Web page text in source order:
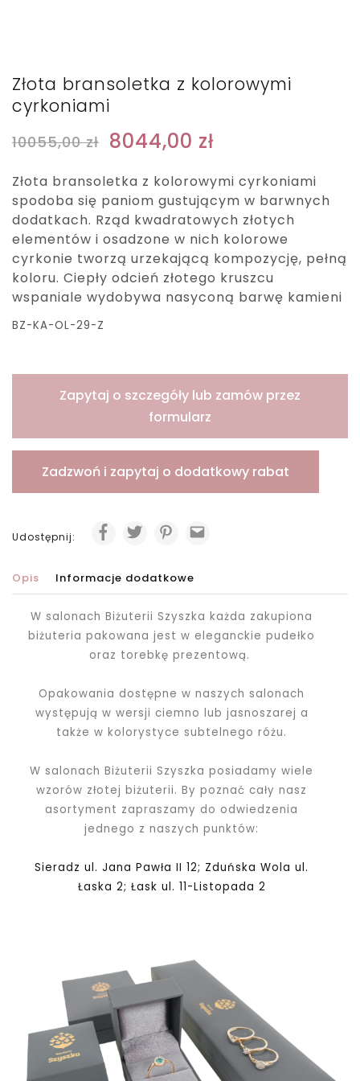
Złota bransoletka z kolorowymi
cyrkoniami
10055,00zł 8044,00 zł
Złota bransoletka z kolorowymi cyrkoniami
spodoba się paniom gustującym w barwnych
dodatkach. Rząd kwadratowych złotych
elementów i osadzone w nich kolorowe
cyrkonie tworzą urzekającą kompozycję, pełną
koloru. Ciepły odcień złotego kruszcu
wspaniale wydobywa nasyconą barwę kamieni
BZ-KA-OL-29-Z
Zapytaj o szczegóły lub zamów przez
formularz
Zadzwoń i zapytaj o dodatkowy rabat
Udostępnij:
Opis Informacje dodatkowe
W salonach Biżuterii Szyszka każda zakupiona
biżuteria pakowana jestw eleganckie pudełko
oraz torebkę prezentową.
Opakowania dostępne w naszych salonach
występują w wersji ciemno lub jasnoszarej a
także w kolorystyce subtelnego różu.
W salonach Biżuterii Szyszka posiadamy wiele
wzorów złotej biżuterii. By poznać cały nasz
asortyment zapraszamy do odwiedzenia
jednego z naszych punktów:
Sieradz ul. Jana Pawła II 12; Zduńska Wola ul.
Łaska 2; Łask ul. 11-Listopada 2